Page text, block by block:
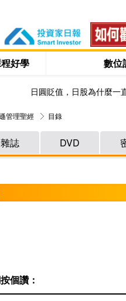
好學 數位
日圓貶值，日股為什麼一
管理聖經 目錄
雜誌 DVD
個讚：